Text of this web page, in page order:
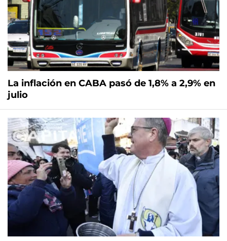
La inflación en CABA pasó de 1,8% a 2,9% en
julio